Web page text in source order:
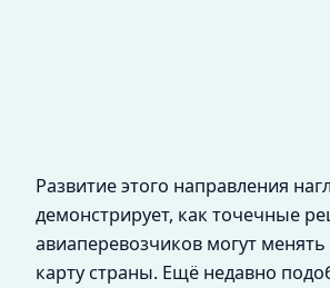
Развитие этого направления
демонстрирует, как точечные
авиаперевозчиков могут
карту страны. Ещё недавно